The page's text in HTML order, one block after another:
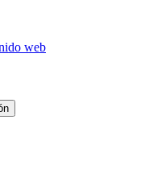
web